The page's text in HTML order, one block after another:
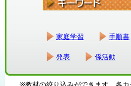
家庭学習 手順書
発表 係活動